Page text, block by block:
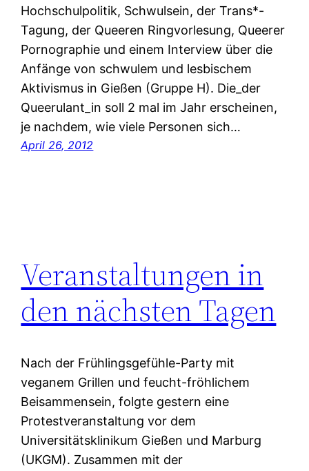
Hochschulpolitik, Schwulsein, der Trans*-
Tagung, der Queeren Ringvorlesung, Queerer
Pornographie und einem Interview über die
Anfänge von schwulem und lesbischem
Aktivismus in Gießen (Gruppe H). Die_der
Queerulant_in soll 2 mal im Jahr erscheinen,
je nachdem, wie viele Personen sich…
April 26, 2012
Veranstaltungen in
den nächsten Tagen
Nach der Frühlingsgefühle-Party mit
veganem Grillen und feucht-fröhlichem
Beisammensein, folgte gestern eine
Protestveranstaltung vor dem
Universitätsklinikum Gießen und Marburg
(UKGM). Zusammen mit der